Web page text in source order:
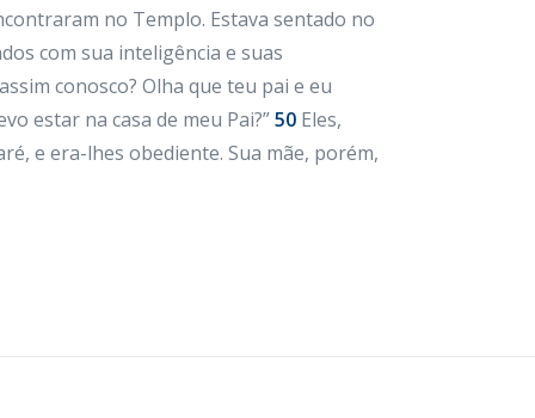
no Templo. Estava sentado no
com sua inteligência e suas
conosco? Olha que teu pai e eu
estar na casa de meu Pai?”50 Eles,
e era-lhes obediente. Sua mãe, porém,